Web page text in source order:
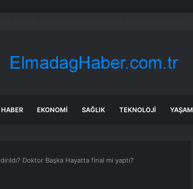
HABER EKONOMI SAĞLIK TEKNOLOJI YAŞAM
Doktor Başka Hayatta final mi yaptı?